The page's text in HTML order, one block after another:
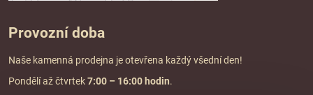
Provozní doba
Naše kamenná prodejna je otevřena každý všední den!
Pondělí až čtvrtek7:00 – 16:00 hodin.